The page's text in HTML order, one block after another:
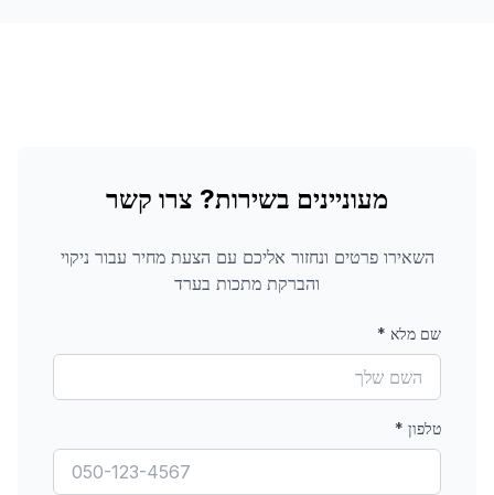
מעוניינים בשירות? צרו קשר
השאירו פרטים ונחזור אליכם עם הצעת מחיר עבור ניקוי
והברקת מתכות בערד
שם מלא *
טלפון *